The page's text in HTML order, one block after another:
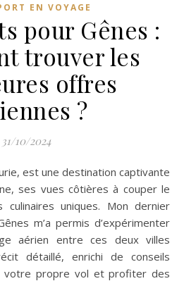
EN VOYAGE
pour Gênes :
trouver les
offres
?
31/10/2024
ses vues côtières à couper le
uniques. Mon dernier
m’a permis d’expérimenter
aérien entre ces deux villes
détaillé, enrichi de conseils
votre propre vol et profiter des